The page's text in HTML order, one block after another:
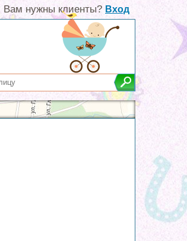
Вам нужны клиенты? Вход